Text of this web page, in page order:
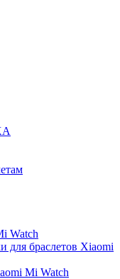
Watch
браслетов Xiaomi
Mi Watch